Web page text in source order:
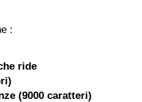
:
ride
(9000 caratteri)